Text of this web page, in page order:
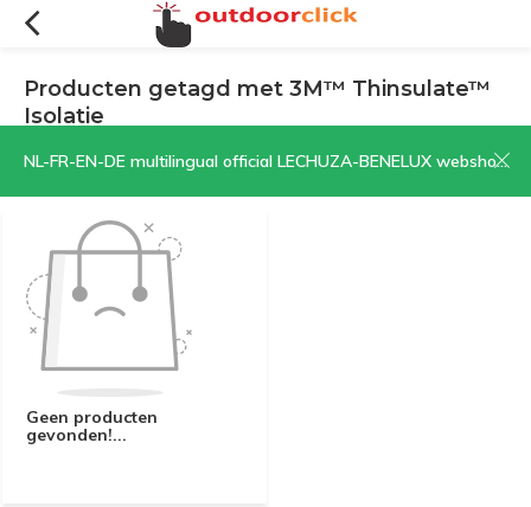
NL-FR-EN-DE multilingual official LECHUZA-BENELUX webshop | CLICK HERE NOW!
Producten getagd met 3M™ Thinsulate™
Isolatie
Filters Sorteren op:
Geen producten
gevonden!...